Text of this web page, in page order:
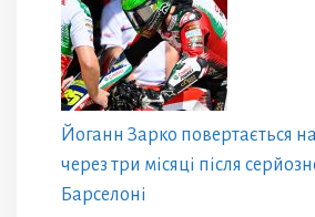
Йоганн Зарко повертається
через три місяці після
Барселоні